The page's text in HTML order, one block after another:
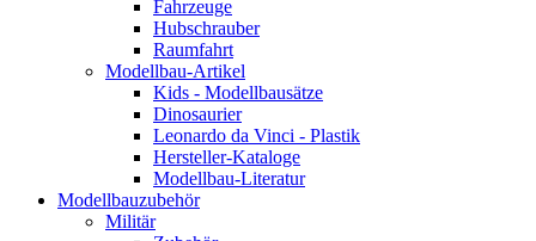
Fahrzeuge
Hubschrauber
Raumfahrt
Modellbau-Artikel
Kids - Modellbausätze
Dinosaurier
Leonardo da Vinci - Plastik
Hersteller-Kataloge
Modellbau-Literatur
Modellbauzubehör
Militär